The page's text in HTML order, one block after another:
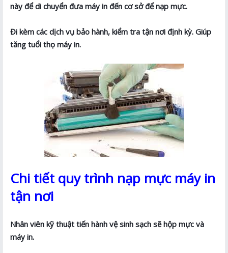
này để di chuyển đưa máy in đến cơ sở để nạp mực.
Đi kèm các dịch vụ bảo hành, kiểm tra tận nơi định kỳ. Giúp
tăng tuổi thọ máy in.
Chi tiết quy trình nạp mực máy in
tận nơi
Nhân viên kỹ thuật tiến hành vệ sinh sạch sẽ hộp mực và
máy in.